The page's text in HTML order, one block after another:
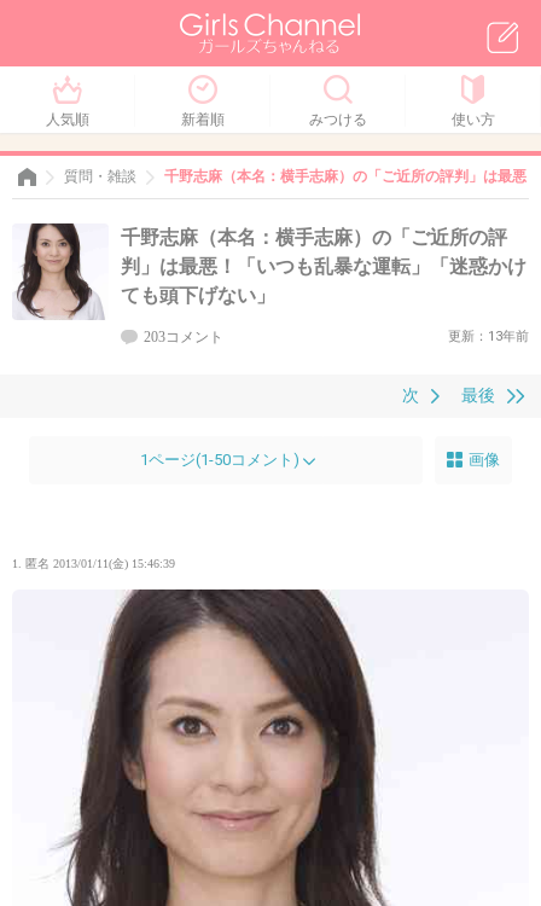
人気順 新着順 みつける 使い方
質問・雑談 千野志麻（本名：横手志麻）の「ご近所の評判」は最悪
千野志麻（本名：横手志麻）の「ご近所の評
判」は最悪！「いつも乱暴な運転」「迷惑かけ
ても頭下げない」
203コメント 更新：13年前
最後
次
1ページ(1-50コメント) 画像
1. 匿名 2013/01/11(金) 15:46:39